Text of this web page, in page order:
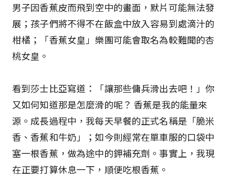
男子因香蕉皮而飛到空中的畫面，默片可能無法發
展；孩子們將不得不在飯盒中放入容易到處滴汁的
柑橘；「香蕉女皇」樂團可能會取名為較難聞的杏
桃女皇。
看到莎士比亞寫道：「讓那些傭兵滑出去吧！」你
又如何知道那是怎麼滑的呢？ 香蕉是我的能量來
源。成長過程中，我每天早餐的正式名稱是「脆米
香、香蕉和牛奶」；如今則經常在單車服的口袋中
塞一根香蕉，做為途中的鉀補充劑。事實上，我現
在正要打算休息一下，順便吃根香蕉。